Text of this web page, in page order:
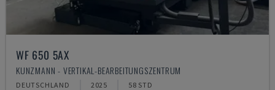
WF 650 5AX
KUNZMANN - VERTIKAL-BEARBEITUNGSZENTRUM
DEUTSCHLAND 2025 58 STD